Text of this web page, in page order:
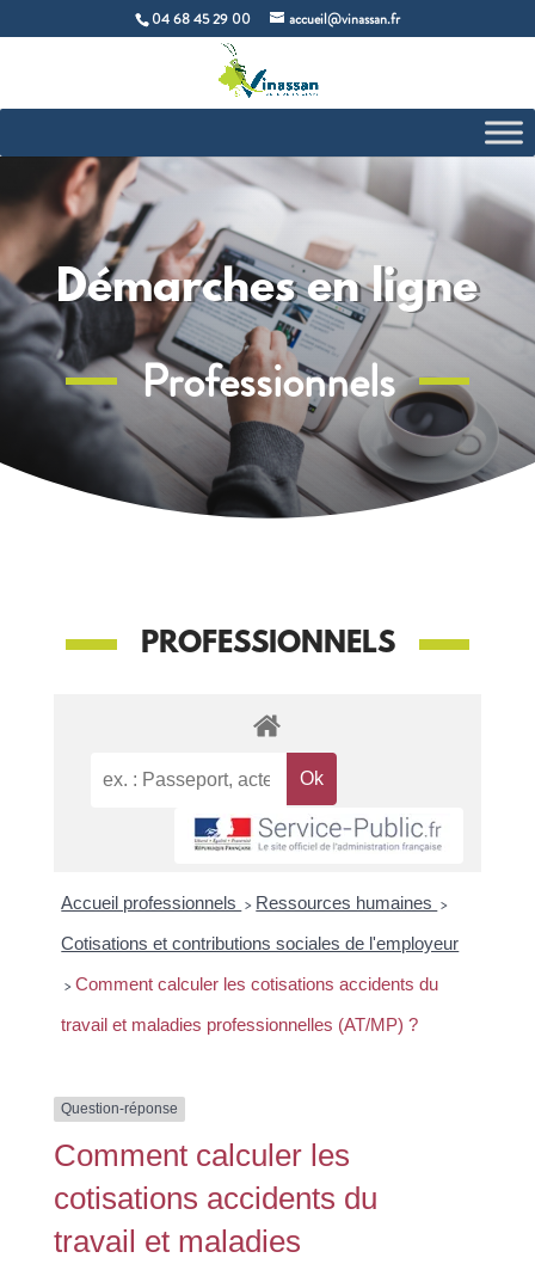
04 68 45 29 00 accueil@vinassan.fr
Démarches en ligne
Professionnels
PROFESSIONNELS
Accueil professionnels > Ressources humaines >
Cotisations et contributions sociales de l'employeur
> Comment calculer les cotisations accidents du
travail et maladies professionnelles (AT/MP) ?
Question-réponse
Comment calculer les
cotisations accidents du
travail et maladies